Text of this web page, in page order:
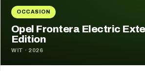
OCCASION
Opel Frontera Electric
Edition
WIT · 2026